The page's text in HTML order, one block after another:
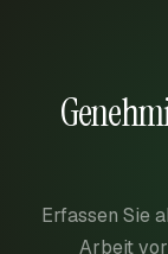
Erfassen Sie
Arbeit